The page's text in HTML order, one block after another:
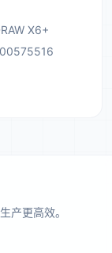
X6+
产更高效。